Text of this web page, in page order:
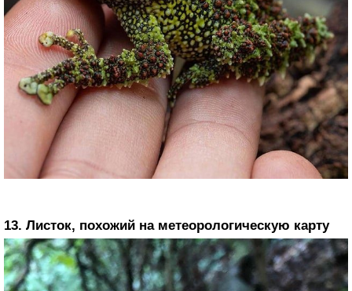
13. Листок, похожий на метеорологическую карту